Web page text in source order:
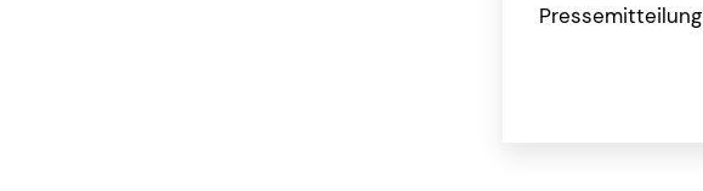
Pressemitteilung